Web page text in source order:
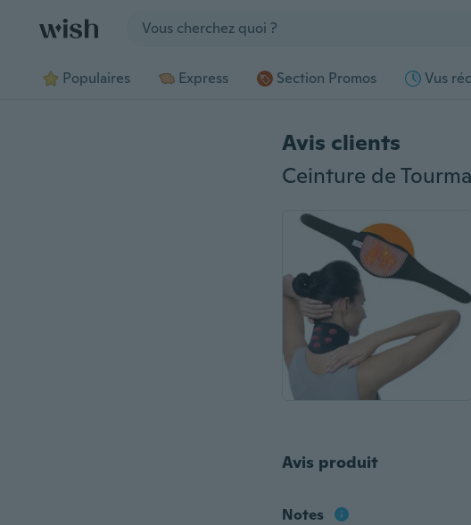
Populaires Express Section Promos Vus
Avis clients
Avis produit
Notes